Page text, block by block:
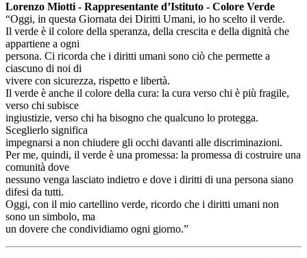
Lorenzo Miotti - Rappresentante d’Istituto - Colore Verde
“Oggi, in questa Giornata dei Diritti Umani, io ho scelto il verde.
Il verde è il colore della speranza, della crescita e della dignità che
appartiene a ogni
persona. Ci ricorda che i diritti umani sono ciò che permette a
ciascuno di noi di
vivere con sicurezza, rispetto e libertà.
Il verde è anche il colore della cura: la cura verso chi è più fragile,
verso chi subisce
ingiustizie, verso chi ha bisogno che qualcuno lo protegga.
Sceglierlo significa
impegnarsi a non chiudere gli occhi davanti alle discriminazioni.
Per me, quindi, il verde è una promessa: la promessa di costruire una
comunità dove
nessuno venga lasciato indietro e dove i diritti di una persona siano
difesi da tutti.
Oggi, con il mio cartellino verde, ricordo che i diritti umani non
sono un simbolo, ma
un dovere che condividiamo ogni giorno.”